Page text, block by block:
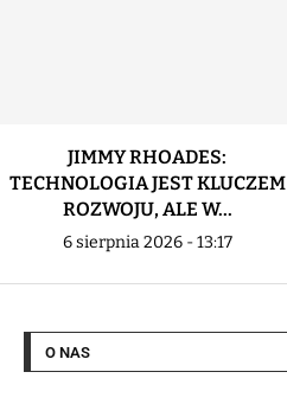
JIMMY RHOADES:
TECHNOLOGIA JEST KLUCZEM
ROZWOJU, ALE W...
6 sierpnia 2026 - 13:17
O NAS